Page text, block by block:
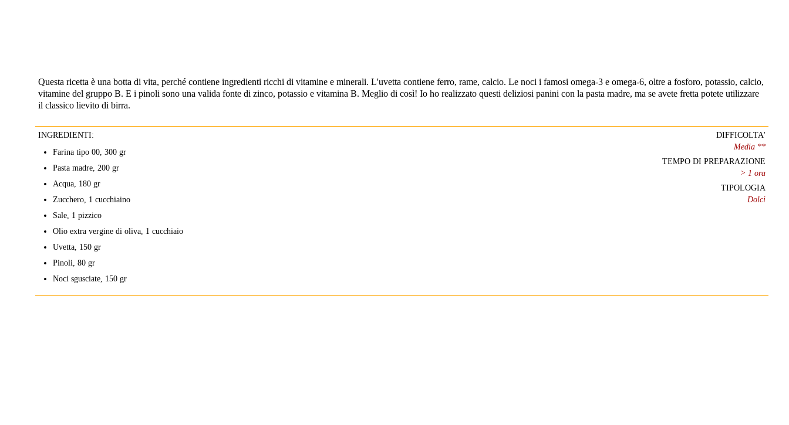
Questa ricetta è una botta di vita, perché contiene ingredienti ricchi di vitamine e minerali. L'uvetta contiene ferro, rame, calcio. Le noci i famosi omega-3 e omega-6, oltre a fosforo, potassio, calcio,
vitamine del gruppo B. E i pinoli sono una valida fonte di zinco, potassio e vitamina B. Meglio di così! Io ho realizzato questi deliziosi panini con la pasta madre, ma se avete fretta potete utilizzare
il classico lievito di birra.
INGREDIENTI:
Farina tipo 00, 300 gr
Pasta madre, 200 gr
Acqua, 180 gr
Zucchero, 1 cucchiaino
Sale, 1 pizzico
Olio extra vergine di oliva, 1 cucchiaio
Uvetta, 150 gr
Pinoli, 80 gr
Noci sgusciate, 150 gr
DIFFICOLTA'
Media **
TEMPO DI PREPARAZIONE
> 1 ora
TIPOLOGIA
Dolci